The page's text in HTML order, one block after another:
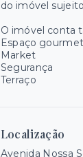
do imóvel
O imóvel conta
Espaço
Market
Segurança
Terraço
Localização
Avenida Nossa